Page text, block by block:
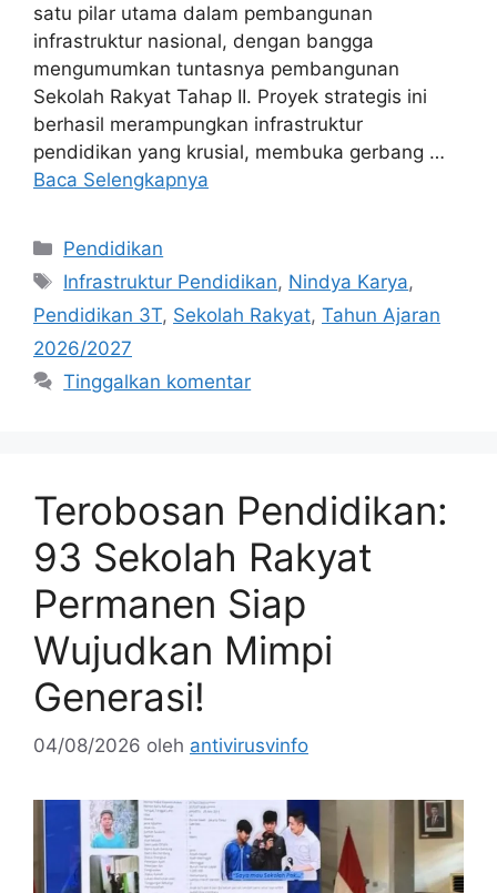
satu pilar utama dalam pembangunan
infrastruktur nasional, dengan bangga
mengumumkan tuntasnya pembangunan
Sekolah Rakyat Tahap II. Proyek strategis ini
berhasil merampungkan infrastruktur
pendidikan yang krusial, membuka gerbang …
Baca Selengkapnya
Kategori
Pendidikan
Tag
Infrastruktur Pendidikan, Nindya Karya,
Pendidikan 3T, Sekolah Rakyat, Tahun Ajaran
2026/2027
Tinggalkan komentar
Terobosan Pendidikan:
93 Sekolah Rakyat
Permanen Siap
Wujudkan Mimpi
Generasi!
04/08/2026 oleh antivirusvinfo